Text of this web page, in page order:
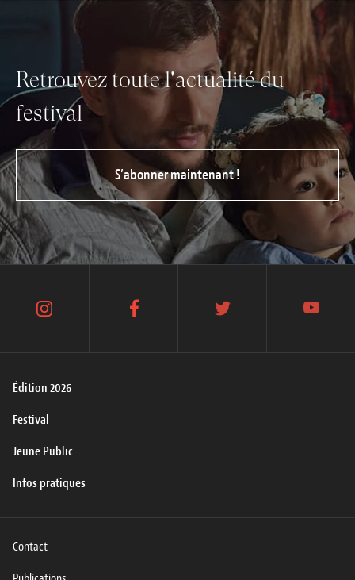
Retrouvez toute l'actualité du
festival
S’abonner maintenant !
Édition 2026
Festival
Jeune Public
Infos pratiques
instagram facebook twitter youtube
Contact